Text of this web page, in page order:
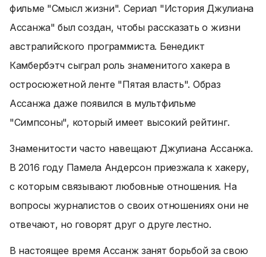
фильме "Смысл жизни". Сериал "История Джулиана
Ассанжа" был создан, чтобы рассказать о жизни
австралийского программиста. Бенедикт
Камбербэтч сыграл роль знаменитого хакера в
остросюжетной ленте "Пятая власть". Образ
Ассанжа даже появился в мультфильме
"Симпсоны", который имеет высокий рейтинг.
Знаменитости часто навещают Джулиана Ассанжа.
В 2016 году Памела Андерсон приезжала к хакеру,
с которым связывают любовные отношения. На
вопросы журналистов о своих отношениях они не
отвечают, но говорят друг о друге лестно.
В настоящее время Ассанж занят борьбой за свою